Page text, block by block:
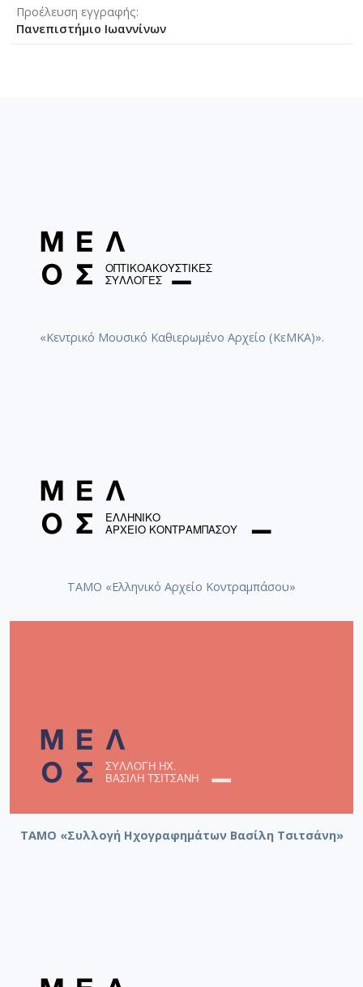
Προέλευση εγγραφής
Πανεπιστήμιο Ιωαννίνων
«Κεντρικό Μουσικό Καθιερωμένο Αρχείο (ΚεΜΚΑ)».
ΤΑΜΟ «Ελληνικό Αρχείο Κοντραμπάσου»
ΤΑΜΟ «Συλλογή Ηχογραφημάτων Βασίλη Τσιτσάνη»